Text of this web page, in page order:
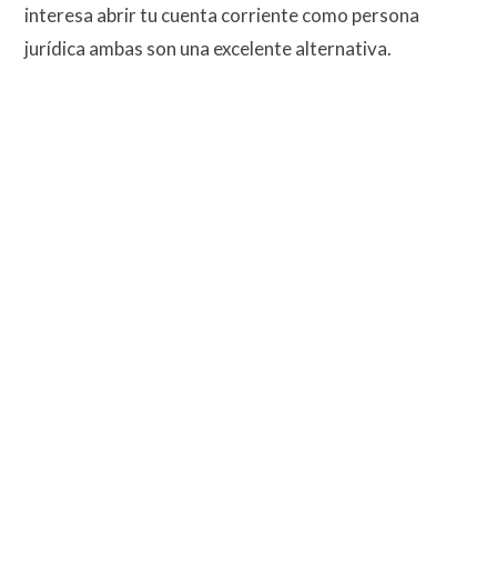
interesa abrir tu cuenta corriente como persona
jurídica ambas son una excelente alternativa.